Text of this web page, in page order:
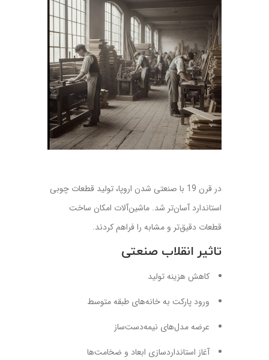
در قرن 19 با صنعتی شدن اروپا، تولید قطعات چوبی
استاندارد آسان‌تر شد. ماشین‌آلات امکان ساخت
قطعات دقیق‌تر و مشابه را فراهم کردند.
تاثیر انقلاب صنعتی
کاهش هزینه تولید
ورود پارکت به خانه‌های طبقه متوسط
عرضه مدل‌های نیمه‌دست‌ساز
آغاز استانداردسازی ابعاد و ضخامت‌ها